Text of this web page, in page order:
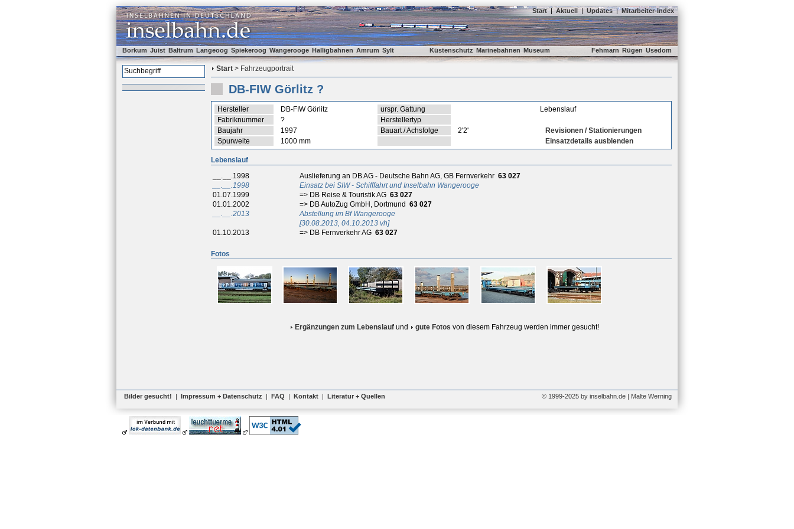
Start | Aktuell | Updates | Mitarbeiter-Index
Borkum Juist Baltrum Langeoog Spiekeroog Wangerooge Halligbahnen Amrum Sylt Küstenschutz Marinebahnen Museum Fehmarn Rügen Usedom
Start > Fahrzeugportrait
DB-FIW Görlitz ?
Hersteller DB-FIW Görlitz urspr. Gattung
Lebenslauf
Fabriknummer
?
Herstellertyp
Baujahr
1997 Bauart / Achsfolge 2'2'
Revisionen / Stationierungen
Spurweite
1000 mm Einsatzdetails ausblenden
Lebenslauf
__.__.1998
Auslieferung an DB AG - Deutsche Bahn AG, GB Fernverkehr 63 027
__.__.1998
Einsatz bei SIW - Schifffahrt und Inselbahn Wangerooge
01.07.1999
=> DB Reise & Touristik AG 63 027
01.01.2002
=> DB AutoZug GmbH, Dortmund 63 027
__.__.2013
Abstellung im Bf Wangerooge
[30.08.2013, 04.10.2013 vh]
01.10.2013
=> DB Fernverkehr AG 63 027
Fotos
Ergänzungen zum Lebenslauf und gute Fotos von diesem Fahrzeug werden immer gesucht!
Bilder gesucht! | Impressum + Datenschutz | FAQ | Kontakt | Literatur + Quellen © 1999-2025 by inselbahn.de | Malte Werning